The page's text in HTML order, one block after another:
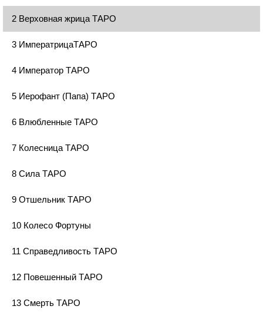
2 Верховная жрица ТАРО
3 ИмператрицаТАРО
4 Император ТАРО
5 Иерофант (Папа) ТАРО
6 Влюбленные ТАРО
7 Колесница ТАРО
8 Сила ТАРО
9 Отшельник ТАРО
10 Колесо Фортуны
11 Справедливость ТАРО
12 Повешенный ТАРО
13 Смерть ТАРО